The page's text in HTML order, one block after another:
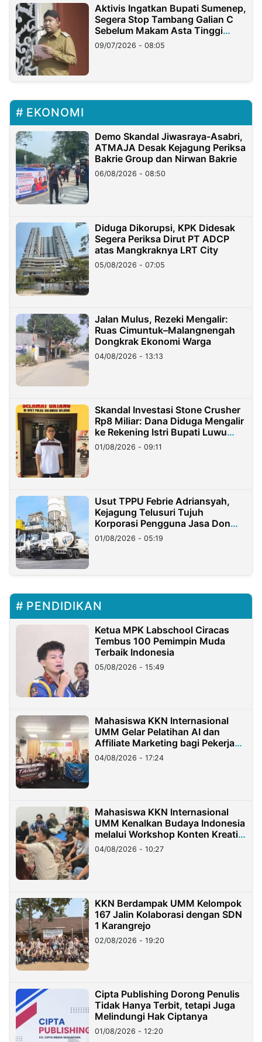
Aktivis Ingatkan Bupati Sumenep,
Segera Stop Tambang Galian C
Sebelum Makam Asta Tinggi
Longsor
09/07/2026 - 08:05
EKONOMI
Demo Skandal Jiwasraya-Asabri,
ATMAJA Desak Kejagung Periksa
Bakrie Group dan Nirwan Bakrie
06/08/2026 - 08:50
Diduga Dikorupsi, KPK Didesak
Segera Periksa Dirut PT ADCP
atas Mangkraknya LRT City
05/08/2026 - 07:05
Jalan Mulus, Rezeki Mengalir:
Ruas Cimuntuk–Malangnengah
Dongkrak Ekonomi Warga
04/08/2026 - 13:13
Skandal Investasi Stone Crusher
Rp8 Miliar: Dana Diduga Mengalir
ke Rekening Istri Bupati Luwu
Timur
01/08/2026 - 09:11
Usut TPPU Febrie Adriansyah,
Kejagung Telusuri Tujuh
Korporasi Pengguna Jasa Don
Ritto
01/08/2026 - 05:19
PENDIDIKAN
Ketua MPK Labschool Ciracas
Tembus 100 Pemimpin Muda
Terbaik Indonesia
05/08/2026 - 15:49
Mahasiswa KKN Internasional
UMM Gelar Pelatihan AI dan
Affiliate Marketing bagi Pekerja
Migran Indonesia di Taiwan
04/08/2026 - 17:24
Mahasiswa KKN Internasional
UMM Kenalkan Budaya Indonesia
melalui Workshop Konten Kreatif
di Taiwan
04/08/2026 - 10:27
KKN Berdampak UMM Kelompok
167 Jalin Kolaborasi dengan SDN
1 Karangrejo
02/08/2026 - 19:20
Cipta Publishing Dorong Penulis
Tidak Hanya Terbit, tetapi Juga
Melindungi Hak Ciptanya
01/08/2026 - 12:20